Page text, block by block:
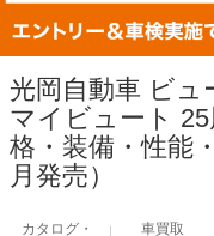
光岡自動車 ビュ
マイビュート
格・装備・性能
月発売）
カタログ・
車買取